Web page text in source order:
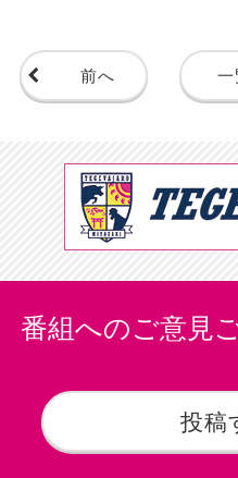
前へ 一
番組へのご意見
投稿